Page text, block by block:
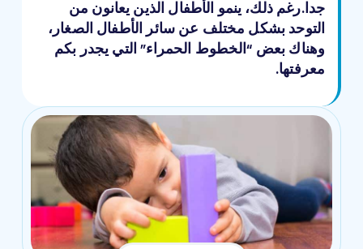
جدا.رغم ذلك، ينمو الأطفال الذين يعانون من
التوحد بشكل مختلف عن سائر الأطفال الصغار،
وهناك بعض “الخطوط الحمراء” التي يجدر بكم
معرفتها.